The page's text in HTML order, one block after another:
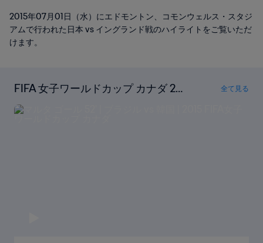
2015年07月01日（水）にエドモントン、コモンウェルス・スタジ
アムで行われた日本 vs イングランド戦のハイライトをご覧いただ
けます。
FIFA 女子ワールドカップ カナダ 201
5の全ゴールを見る
全て見る